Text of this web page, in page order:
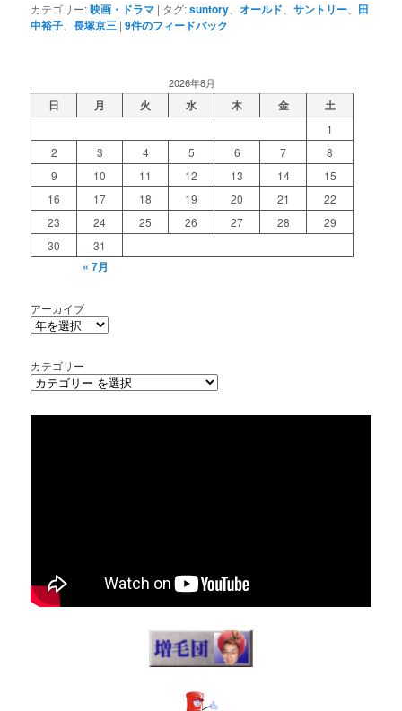
カテゴリー:映画・ドラマ | タグ:suntory 、オールド 、サントリー
田
中裕子 、長塚京三 |9件のフィードバック
2026年8月
日 月 火 水 木 金 土
1
2
3 4 5 6 7
8
9
10 11 12 13 14
15
16
17 18 19 20 21
22
23
24 25 26 27 28
29
30
31
« 7月
アーカイブ
カテゴリー